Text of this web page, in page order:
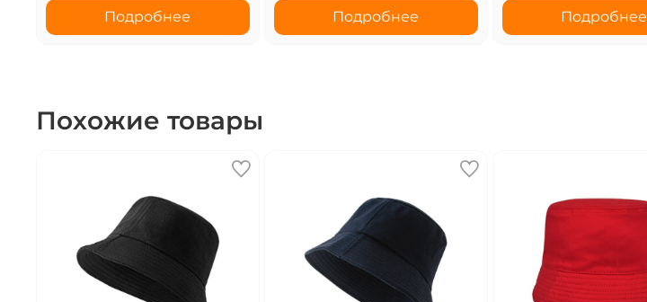
Подробнее Подробнее Подробнее
Похожие товары